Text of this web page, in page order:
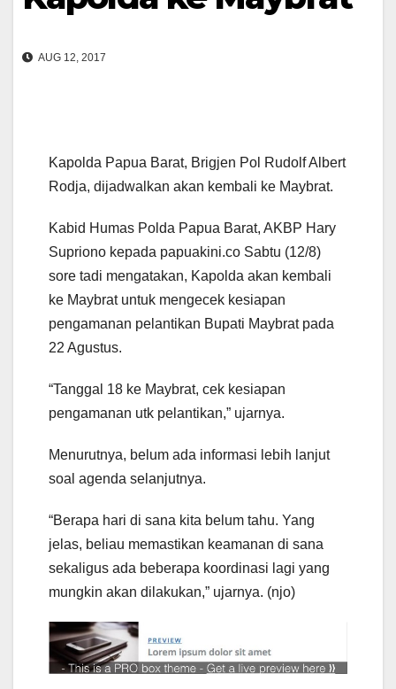
AUG 12, 2017
Kapolda Papua Barat, Brigjen Pol Rudolf Albert
Rodja, dijadwalkan akan kembali ke Maybrat.
Kabid Humas Polda Papua Barat, AKBP Hary
Supriono kepada papuakini.co Sabtu (12/8)
sore tadi mengatakan, Kapolda akan kembali
ke Maybrat untuk mengecek kesiapan
pengamanan pelantikan Bupati Maybrat pada
22 Agustus.
“Tanggal 18 ke Maybrat, cek kesiapan
pengamanan utk pelantikan,” ujarnya.
Menurutnya, belum ada informasi lebih lanjut
soal agenda selanjutnya.
“Berapa hari di sana kita belum tahu. Yang
jelas, beliau memastikan keamanan di sana
sekaligus ada beberapa koordinasi lagi yang
mungkin akan dilakukan,” ujarnya. (njo)